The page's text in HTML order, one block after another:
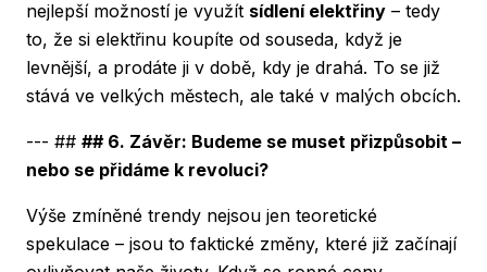
nejlepší možností je využít sídlení elektřiny – tedy
to, že si elektřinu koupíte od souseda, když je
levnější, a prodáte ji v době, kdy je drahá. To se již
stává ve velkých městech, ale také v malých obcích.
--- ## ## 6. Závěr: Budeme se muset přizpůsobit –
nebo se přidáme k revoluci?
Výše zmíněné trendy nejsou jen teoretické
spekulace – jsou to faktické změny, které již začínají